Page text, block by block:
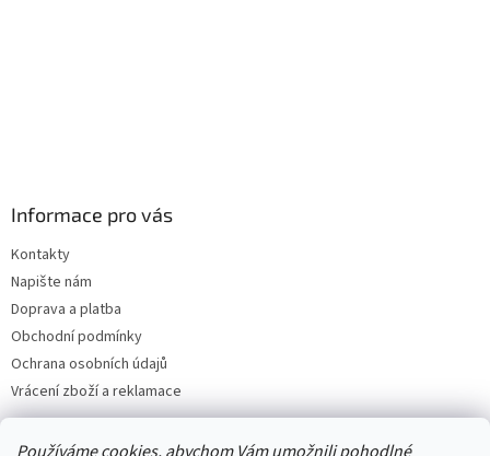
Informace pro vás
Kontakty
Napište nám
Doprava a platba
Obchodní podmínky
Ochrana osobních údajů
Vrácení zboží a reklamace